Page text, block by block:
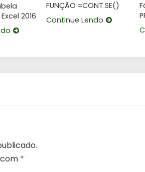
2016
FUNÇÃO =CONT.SE()
Continue Lendo
*